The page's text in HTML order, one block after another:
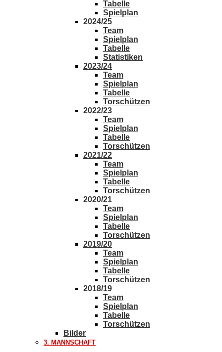
Tabelle
Spielplan
2024/25
Team
Spielplan
Tabelle
Statistiken
2023/24
Team
Spielplan
Tabelle
Torschützen
2022/23
Team
Spielplan
Tabelle
Torschützen
2021/22
Team
Spielplan
Tabelle
Torschützen
2020/21
Team
Spielplan
Tabelle
Torschützen
2019/20
Team
Spielplan
Tabelle
Torschützen
2018/19
Team
Spielplan
Tabelle
Torschützen
Bilder
3. MANNSCHAFT